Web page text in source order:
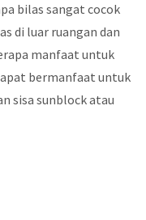
bilas sangat cocok
di luar ruangan dan
manfaat untuk
bermanfaat untuk
sisa sunblock atau